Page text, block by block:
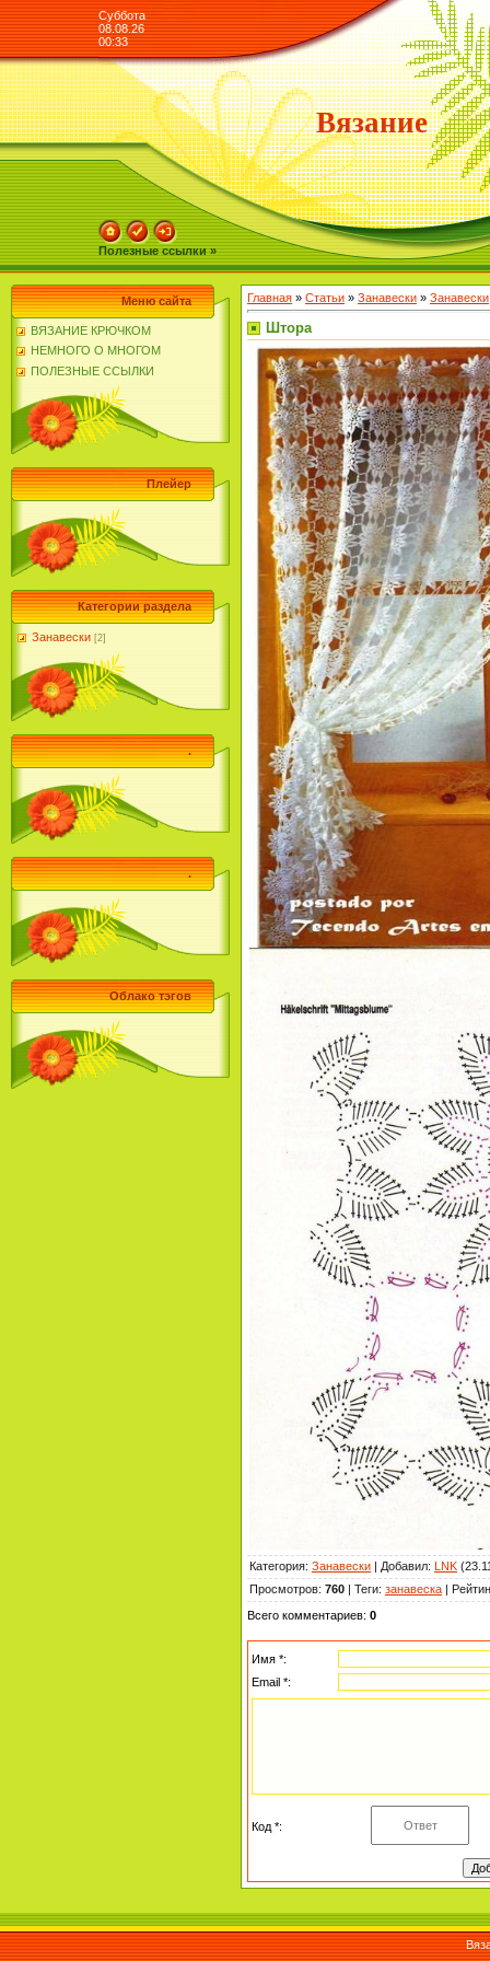
Суббота
08.08.26
00:33
Вязание
Полезные ссылки »
Меню сайта
ВЯЗАНИЕ КРЮЧКОМ
НЕМНОГО О МНОГОМ
ПОЛЕЗНЫЕ ССЫЛКИ
Плейер
Категории раздела
Занавески [2]
.
.
Облако тэгов
Главная » Статьи » Занавески » Занавески
Штора
Категория: Занавески | Добавил: LNK
Просмотров: 760 | Теги: занавеска |
Всего комментариев: 0
Имя *:
Email *:
Код *: